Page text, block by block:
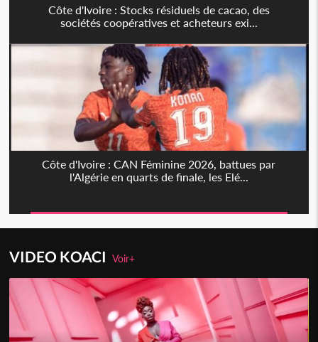
Côte d'Ivoire : Stocks résiduels de cacao, des
sociétés coopératives et acheteurs exi...
Côte d'Ivoire : CAN Féminine 2026, battues par
l'Algérie en quarts de finale, les Elé...
VIDEO KOACIVoir+